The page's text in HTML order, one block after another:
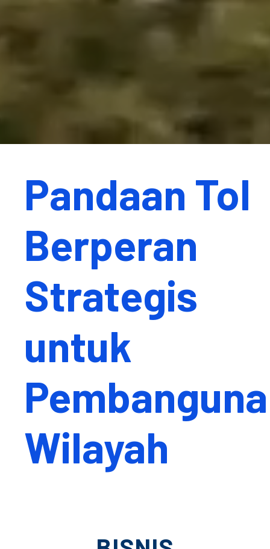
Pandaan Tol
Berperan
Strategis
untuk
Wilayah